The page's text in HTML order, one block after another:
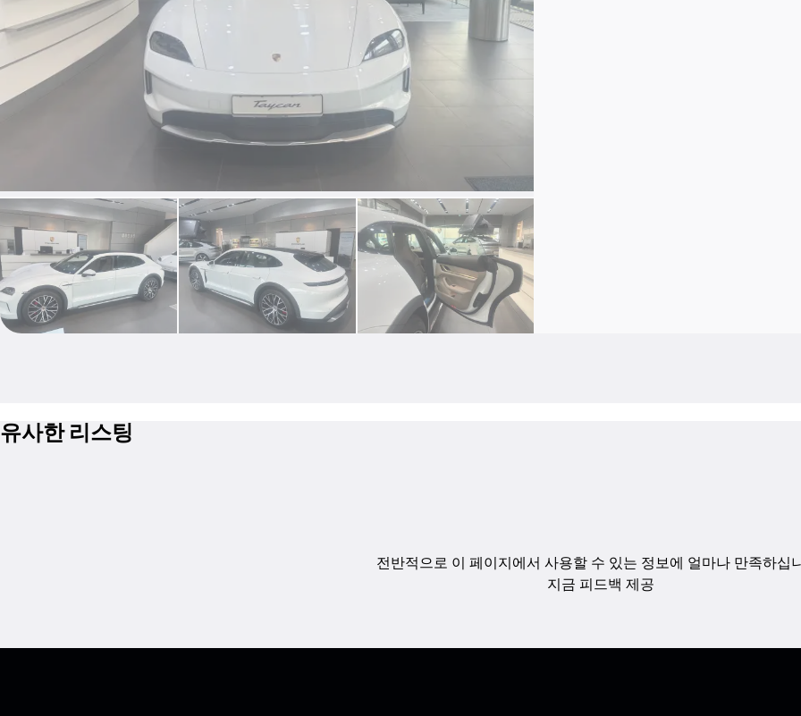
유사한 리스팅
전반적으로 이 페이지에서 사용할 수 있는 정보에 얼마나 만족하십
지금 피드백 제공